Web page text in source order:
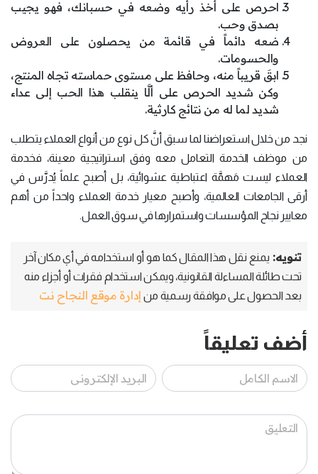
احرص على أخذ رأيه وضعه في حسبانك، فهو يجيب
بصدق وحب.
ضعه دائماً في قائمة من يحصلون على العروض
والحسومات.
ابقَ قريباً منه، وحافظ على مستوى حماسته تجاه المنتج،
وكن شديد الحرص على ألَّا ينقلب هذا الحب إلى عداء
شديد لما له من نتائج كارثية.
نجد من خلال استعراضنا لما سبق أنَّ كل نوع من أنواع العملاء يتطلب
من موظف الخدمة التعامل معه وفق استراتيجية معينة، فخدمة
العملاء ليست مَهمَّة اعتباطية عشوائية، بل أصبح علماً يُدرَّس في
أرقى الجامعات العالمية، وأصبح معيار خدمة العملاء واحداً من أهم
معايير نجاح المؤسسات واستمرارها في سوق العمل.
تنويه: يمنع نقل هذا المقال كما هو أو استخدامه في أي مكان آخر
تحت طائلة المساءلة القانونية، ويمكن استخدام فقرات أو أجزاء منه
بعد الحصول على موافقة رسمية من إدارة موقع النجاح نت
أضف تعليقاً